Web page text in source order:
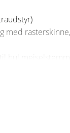
&
med